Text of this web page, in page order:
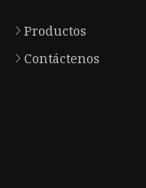
Productos
Contáctenos